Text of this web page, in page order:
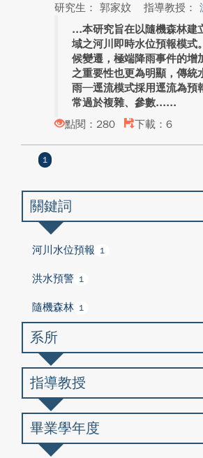
研究生： 郭家妏
指導教授：
本研究旨在以隨機森林建
域之河川即時水位預報模式
候變遷，極端降雨事件的增
之重要性也更為明顯，傳統
雨─逕流模式採用逕流為預
常過於複雜、參數...
點閱：280
下載：6
1
關鍵詞
河川水位預報 1
洪水預警 1
隨機森林 1
系所
指導教授
畢業學年度